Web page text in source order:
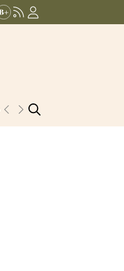
UPCOMINDEX:
PODCAST